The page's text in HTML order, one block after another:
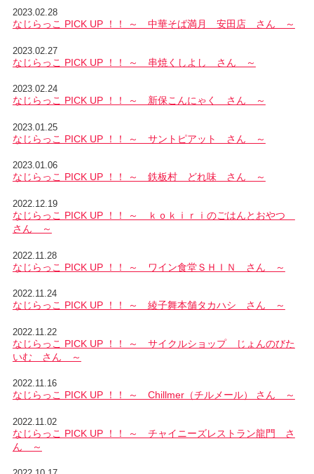
2023.02.28
なじらっこ PICK UP ！！ ～ 中華そば満月 安田店 さん ～
2023.02.27
なじらっこ PICK UP ！！ ～ 串焼くしよし さん ～
2023.02.24
なじらっこ PICK UP ！！ ～ 新保こんにゃく さん ～
2023.01.25
なじらっこ PICK UP ！！ ～ サントピアット さん ～
2023.01.06
なじらっこ PICK UP ！！ ～ 鉄板村 どれ味 さん ～
2022.12.19
なじらっこ PICK UP ！！ ～ ｋｏｋｉｒｉのごはんとおやつ
さん ～
2022.11.28
なじらっこ PICK UP ！！ ～ ワイン食堂ＳＨＩＮ さん ～
2022.11.24
なじらっこ PICK UP ！！ ～ 綾子舞本舗タカハシ さん ～
2022.11.22
なじらっこ PICK UP ！！ ～ サイクルショップ じょんのびた
いむ さん ～
2022.11.16
なじらっこ PICK UP ！！ ～ Chillmer（チルメール） さん ～
2022.11.02
なじらっこ PICK UP ！！ ～ チャイニーズレストラン龍門 さ
ん ～